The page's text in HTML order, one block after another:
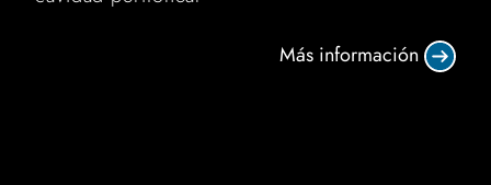
Más información